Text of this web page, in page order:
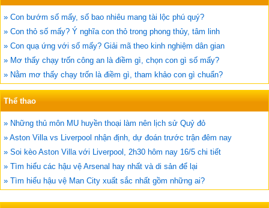
» Con bướm số mấy, số bao nhiêu mang tài lộc phú quý?
» Con thỏ số mấy? Ý nghĩa con thỏ trong phong thủy, tâm linh
» Con quạ ứng với số mấy? Giải mã theo kinh nghiệm dân gian
» Mơ thấy chạy trốn công an là điềm gì, chọn con gì số mấy?
» Nằm mơ thấy chạy trốn là điềm gì, tham khảo con gì chuẩn?
Thể thao
» Những thủ môn MU huyền thoại làm nên lịch sử Quỷ đỏ
» Aston Villa vs Liverpool nhận định, dự đoán trước trận đêm nay
» Soi kèo Aston Villa với Liverpool, 2h30 hôm nay 16/5 chi tiết
» Tìm hiểu các hậu vệ Arsenal hay nhất và di sản để lại
» Tìm hiểu hậu vệ Man City xuất sắc nhất gồm những ai?